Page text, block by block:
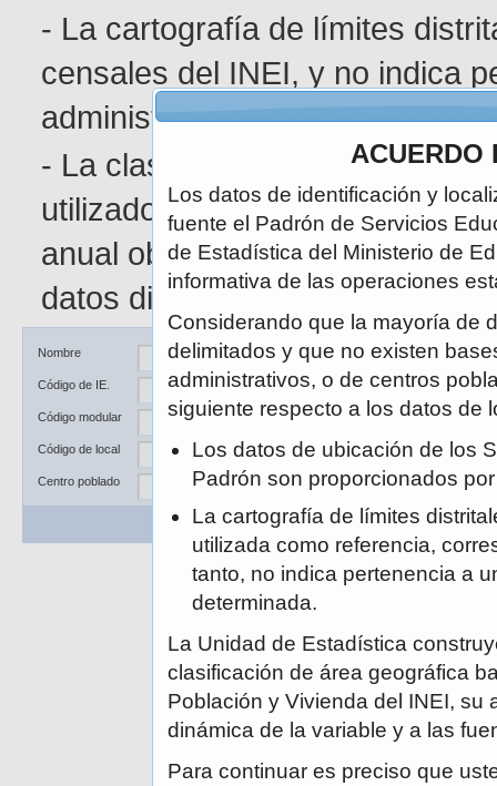
- La cartografía de límites
censales del INEI, y no indica
administrativa determinada.
- La clasificación de área
utilizado en el Censo de
anual obedece a la naturaleza
datos disponibles.
Nombre
Código de IE.
Código modular
Código de local
Centro poblado
Ubicación DRE / UGEL
Departamento
Distrito
Buscar Limpiar
ACUERDO
Los datos de identificación y
fuente el Padrón de Servicios
de Estadística del Ministerio de
informativa de las operaciones
Considerando que la mayoría de
delimitados y que no existen
administrativos, o de centros
siguiente respecto a los datos de
Los datos de ubicación de los
Padrón son proporcionados
La cartografía de límites
utilizada como referencia,
tanto, no indica pertenencia a
determinada.
La Unidad de Estadística
clasificación de área geográfica
Población y Vivienda del INEI, su
dinámica de la variable y a las
Para continuar es preciso que